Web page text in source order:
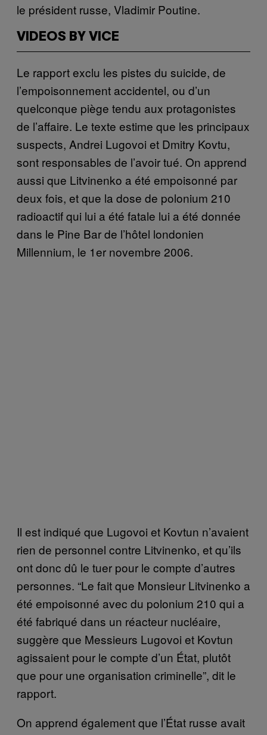
le président russe, Vladimir Poutine.
VIDEOS BY VICE
Le rapport exclu les pistes du suicide, de
l’empoisonnement accidentel, ou d’un
quelconque piège tendu aux protagonistes
de l’affaire. Le texte estime que les principaux
suspects, Andrei Lugovoi et Dmitry Kovtu,
sont responsables de l’avoir tué. On apprend
aussi que Litvinenko a été empoisonné par
deux fois, et que la dose de polonium 210
radioactif qui lui a été fatale lui a été donnée
dans le Pine Bar de l’hôtel londonien
Millennium, le 1er novembre 2006.
Il est indiqué que Lugovoi et Kovtun n’avaient
rien de personnel contre Litvinenko, et qu’ils
ont donc dû le tuer pour le compte d’autres
personnes. “Le fait que Monsieur Litvinenko a
été empoisonné avec du polonium 210 qui a
été fabriqué dans un réacteur nucléaire,
suggère que Messieurs Lugovoi et Kovtun
agissaient pour le compte d’un État, plutôt
que pour une organisation criminelle”, dit le
rapport.
On apprend également que l’État russe avait